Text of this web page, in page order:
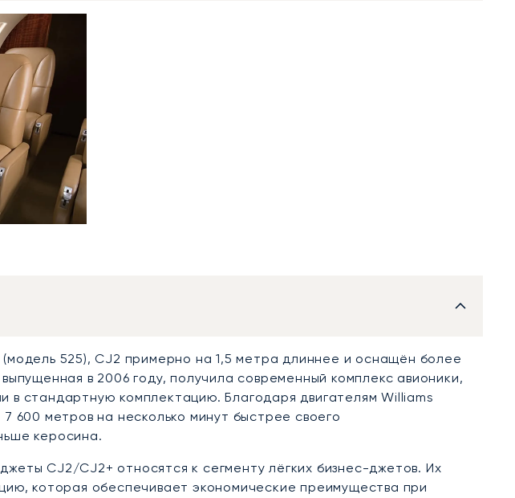
525), CJ2 примерно на 1,5 метра длиннее и оснащён более
в 2006 году, получила современный комплекс авионики,
в стандартную комплектацию. Благодаря двигателям Williams
600 метров на несколько минут быстрее своего
керосина.
CJ2/CJ2+ относятся к сегменту лёгких бизнес-джетов. Их
которая обеспечивает экономические преимущества при